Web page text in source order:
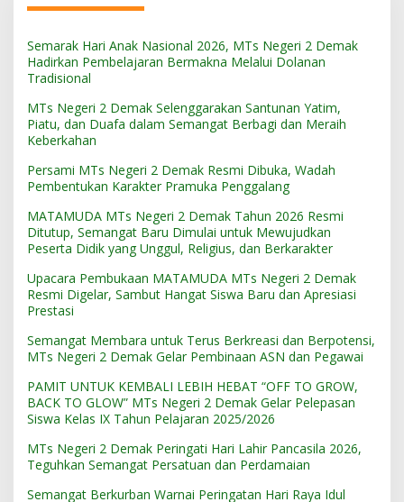
Semarak Hari Anak Nasional 2026, MTs Negeri 2 Demak
Hadirkan Pembelajaran Bermakna Melalui Dolanan
Tradisional
MTs Negeri 2 Demak Selenggarakan Santunan Yatim,
Piatu, dan Duafa dalam Semangat Berbagi dan Meraih
Keberkahan
Persami MTs Negeri 2 Demak Resmi Dibuka, Wadah
Pembentukan Karakter Pramuka Penggalang
MATAMUDA MTs Negeri 2 Demak Tahun 2026 Resmi
Ditutup, Semangat Baru Dimulai untuk Mewujudkan
Peserta Didik yang Unggul, Religius, dan Berkarakter
Upacara Pembukaan MATAMUDA MTs Negeri 2 Demak
Resmi Digelar, Sambut Hangat Siswa Baru dan Apresiasi
Prestasi
Semangat Membara untuk Terus Berkreasi dan Berpotensi,
MTs Negeri 2 Demak Gelar Pembinaan ASN dan Pegawai
PAMIT UNTUK KEMBALI LEBIH HEBAT “OFF TO GROW,
BACK TO GLOW” MTs Negeri 2 Demak Gelar Pelepasan
Siswa Kelas IX Tahun Pelajaran 2025/2026
MTs Negeri 2 Demak Peringati Hari Lahir Pancasila 2026,
Teguhkan Semangat Persatuan dan Perdamaian
Semangat Berkurban Warnai Peringatan Hari Raya Idul